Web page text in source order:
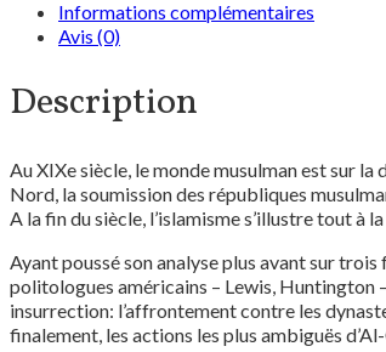
Informations complémentaires
Avis (0)
Description
Au XIXe siècle, le monde musulman est sur
Nord, la soumission des républiques
A la fin du siècle, l’islamisme s’illustre tout à
Ayant poussé son analyse plus avant sur
politologues américains – Lewis, Huntington
insurrection: l’affrontement contre les
finalement, les actions les plus ambiguës